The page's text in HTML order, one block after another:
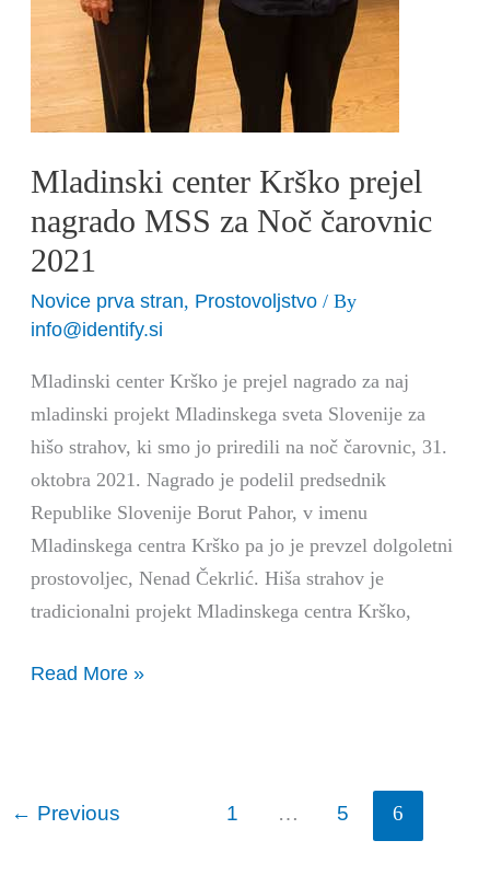
Mladinski center Krško prejel
nagrado MSS za Noč čarovnic
2021
Novice prva stran, Prostovoljstvo / By
info@identify.si
Mladinski center Krško je prejel nagrado za naj
mladinski projekt Mladinskega sveta Slovenije za
hišo strahov, ki smo jo priredili na noč čarovnic, 31.
oktobra 2021. Nagrado je podelil predsednik
Republike Slovenije Borut Pahor, v imenu
Mladinskega centra Krško pa jo je prevzel dolgoletni
prostovoljec, Nenad Čekrlić. Hiša strahov je
tradicionalni projekt Mladinskega centra Krško,
Read More »
← Previous 1 … 5 6